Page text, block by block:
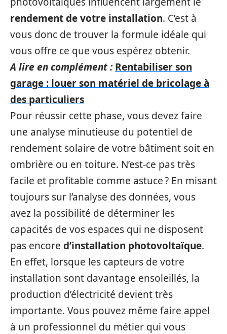
rendement de votre installation. C’est à
vous donc de trouver la formule idéale qui
vous offre ce que vous espérez obtenir.
A lire en complément : Rentabiliser son
garage : louer son matériel de bricolage à
des particuliers
Pour réussir cette phase, vous devez faire
une analyse minutieuse du potentiel de
rendement solaire de votre bâtiment soit en
ombrière ou en toiture. N’est-ce pas très
facile et profitable comme astuce ? En misant
toujours sur l’analyse des données, vous
avez la possibilité de déterminer les
capacités de vos espaces qui ne disposent
pas encore d’installation photovoltaïque.
En effet, lorsque les capteurs de votre
installation sont davantage ensoleillés, la
production d’électricité devient très
importante. Vous pouvez même faire appel
à un professionnel du métier qui vous